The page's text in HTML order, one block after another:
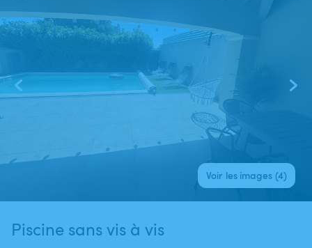
Voir les images (4)
Piscine sans vis à vis